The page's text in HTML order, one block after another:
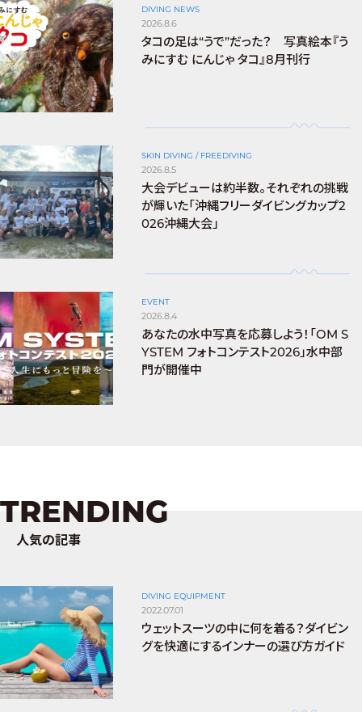
DIVING NEWS
2026.8.6
タコの足は“うで”だった？ 写真絵本『う
みにすむ にんじゃ タコ』8月刊行
SKIN DIVING / FREEDIVING
2026.8.5
大会デビューは約半数。それぞれの挑戦
が輝いた「沖縄フリーダイビングカップ2
026沖縄大会」
EVENT
2026.8.4
あなたの水中写真を応募しよう！「OM S
YSTEM フォトコンテスト2026」水中部
門が開催中
TRENDING
人気の記事
DIVING EQUIPMENT
2022.07.01
ウェットスーツの中に何を着る？ダイビン
グを快適にするインナーの選び方ガイド